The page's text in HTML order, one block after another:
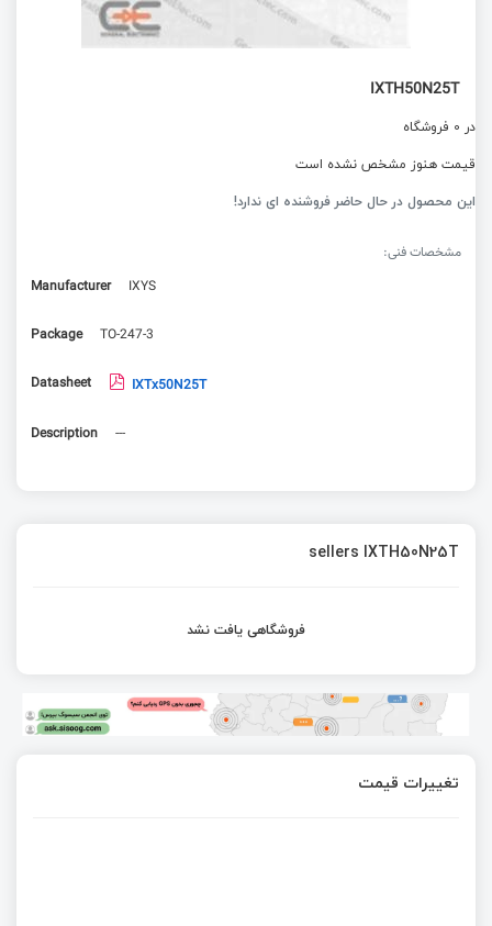
IXTH50N25T
در 0 فروشگاه
قیمت هنوز مشخص نشده است
این محصول در حال حاضر فروشنده ای ندارد!
مشخصات فنی:
Manufacturer
IXYS
Package TO-247-3
Datasheet IXTx50N25T
Description ---
sellers IXTH50N25T
فروشگاهی یافت نشد
تغییرات قیمت